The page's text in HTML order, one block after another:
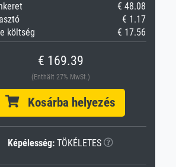
€ 48.08
€ 1.17
költség
€ 17.56
€ 169.39
(Enthält 27% MwSt.)
Kosárba helyezés
Képélesség: TÖKÉLETES